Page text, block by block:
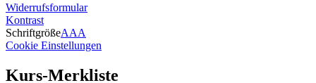
Widerrufsformular
Kontrast
SchriftgrößeAAA
Cookie Einstellungen
Kurs-Merkliste